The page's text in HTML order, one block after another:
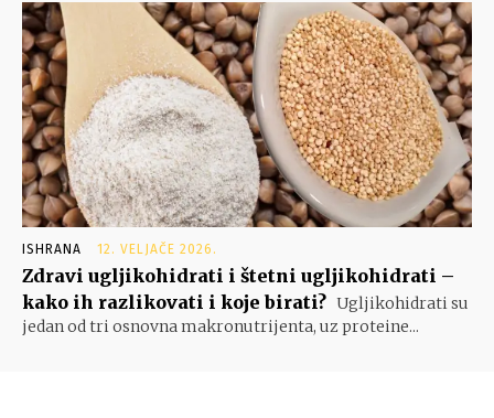
ISHRANA 12. VELJAČE 2026.
Zdravi ugljikohidrati i štetni ugljikohidrati –
kako ih razlikovati i koje birati? Ugljikohidrati su
jedan od tri osnovna makronutrijenta, uz proteine...